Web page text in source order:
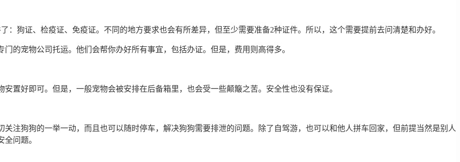
：狗证、检疫证、免疫证。不同的地方要求也会有所差异，但至少需要准备2种证件。所以，这个需要提前去问清楚和办好。
的宠物公司托运。他们会帮你办好所有事宜，包括办证。但是，费用则高得多。
置好即可。但是，一般宠物会被安排在后备箱里，也会受一些颠簸之苦。安全性也没有保证。
注狗狗的一举一动，而且也可以随时停车，解决狗狗需要排泄的问题。除了自驾游，也可以和他人拼车回家，但前提当然是别人
问题。